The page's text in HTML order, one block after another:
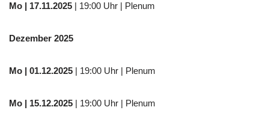
Mo | 17.11.2025 | 19:00 Uhr | Plenum
Dezember 2025
Mo | 01.12.2025 | 19:00 Uhr | Plenum
Mo | 15.12.2025 | 19:00 Uhr | Plenum